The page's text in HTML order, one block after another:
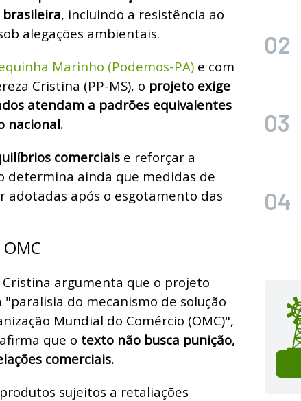
brasileira, incluindo a resistência ao
alegações ambientais.
Marinho (Podemos-PA) e com
Cristina (PP-MS), o projeto exige
atendam a padrões equivalentes
nacional.
comerciais e reforçar a
determina ainda que medidas de
adotadas após o esgotamento das
argumenta que o projeto
do mecanismo de solução
Mundial do Comércio (OMC)",
que o texto não busca punição,
comerciais.
sujeitos a retaliações